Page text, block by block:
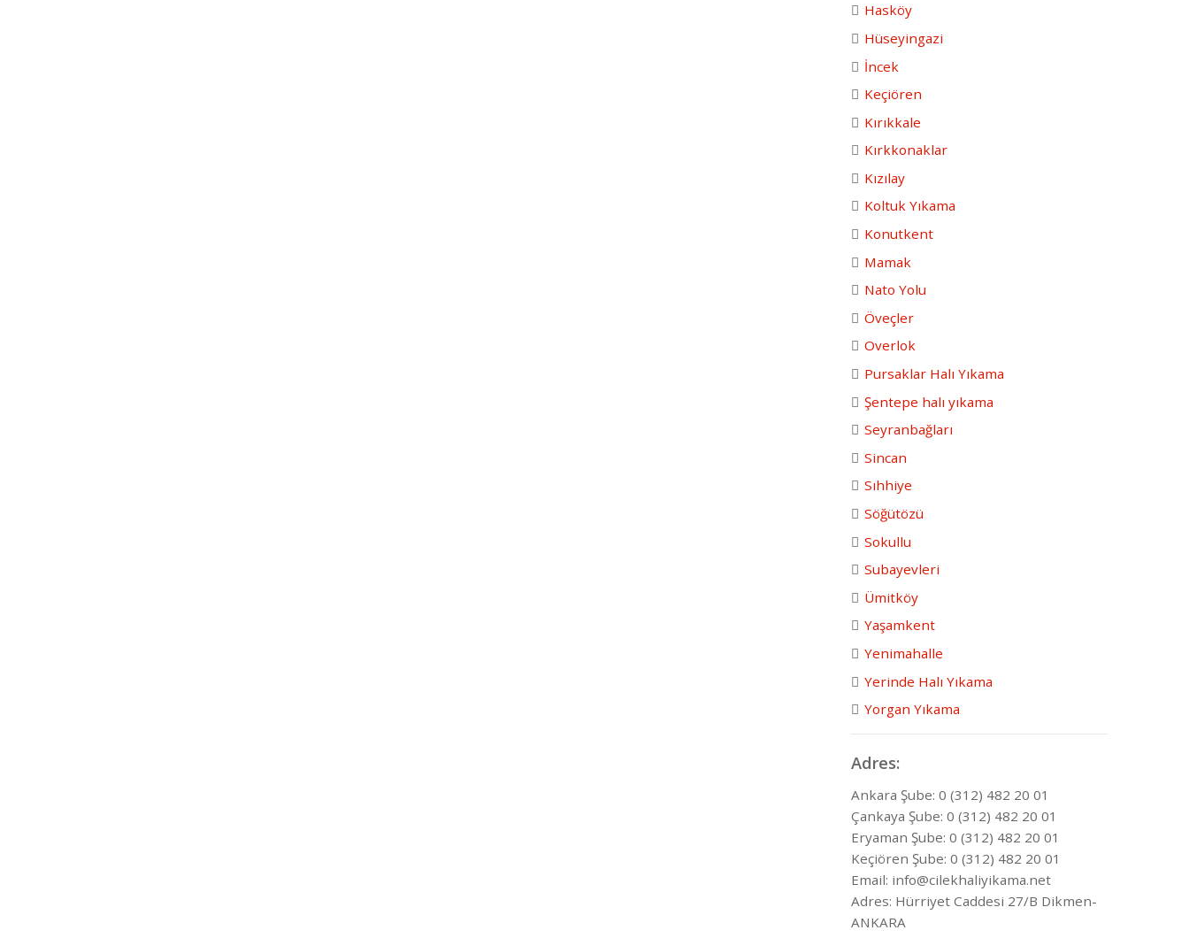
Hasköy
Hüseyingazi
İncek
Keçiören
Kırıkkale
Kırkkonaklar
Kızılay
Koltuk Yıkama
Konutkent
Mamak
Nato Yolu
Öveçler
Overlok
Pursaklar Halı Yıkama
Şentepe halı yıkama
Seyranbağları
Sincan
Sıhhiye
Söğütözü
Sokullu
Subayevleri
Ümitköy
Yaşamkent
Yenimahalle
Yerinde Halı Yıkama
Yorgan Yıkama
Adres:
Ankara Şube: 0 (312) 482 20 01
Çankaya Şube: 0 (312) 482 20 01
Eryaman Şube: 0 (312) 482 20 01
Keçiören Şube: 0 (312) 482 20 01
Email: info@cilekhaliyikama.net
Adres: Hürriyet Caddesi 27/B Dikmen-
ANKARA